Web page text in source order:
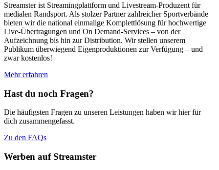
Streamster ist Streamingplattform und Livestream-Produzent für
medialen Randsport. Als stolzer Partner zahlreicher Sportverbände
bieten wir die national einmalige Komplettlösung für hochwertige
Live-Übertragungen und On Demand-Services – von der
Aufzeichnung bis hin zur Distribution. Wir stellen unserem
Publikum überwiegend Eigenproduktionen zur Verfügung – und
zwar kostenlos!
Mehr erfahren
Hast du noch Fragen?
Die häufigsten Fragen zu unseren Leistungen haben wir hier für
dich zusammengefasst.
Zu den FAQs
Werben auf Streamster